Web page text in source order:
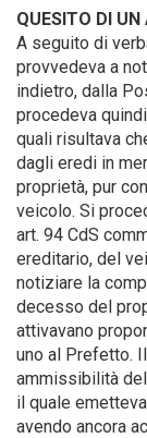
QUESITO DI
A seguito di
provvedeva a
indietro, dalla
procedeva
quali risultava
dagli eredi in
proprietà, pur
veicolo. Si
art. 94 CdS
ereditario, del
notiziare la
decesso del
attivavano
uno al Prefetto.
ammissibilità
il quale
avendo ancora